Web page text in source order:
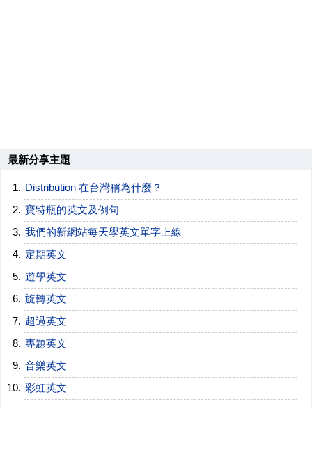
最新分享主題
Distribution 在台灣稱為什麼？
寶特瓶的英文及例句
我們的新網站每天學英文單字上線
定期英文
遊學英文
旋轉英文
超過英文
專題英文
音樂英文
彩虹英文